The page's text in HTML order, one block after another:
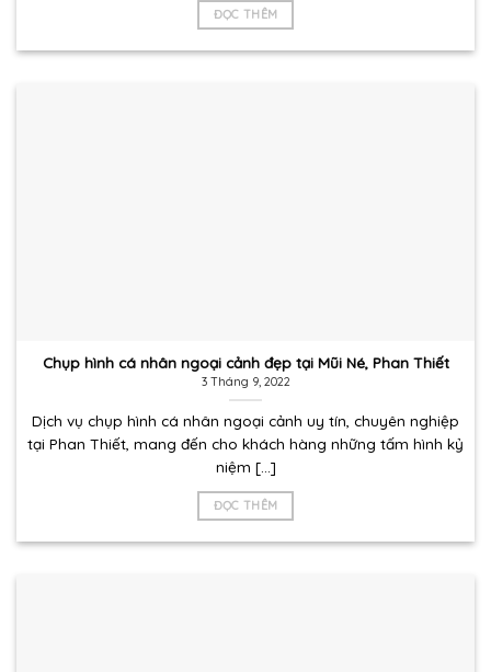
ĐỌC THÊM
Chụp hình cá nhân ngoại cảnh đẹp tại Mũi Né, Phan Thiết
3 Tháng 9, 2022
Dịch vụ chụp hình cá nhân ngoại cảnh uy tín, chuyên nghiệp
tại Phan Thiết, mang đến cho khách hàng những tấm hình kỷ
niệm [...]
ĐỌC THÊM